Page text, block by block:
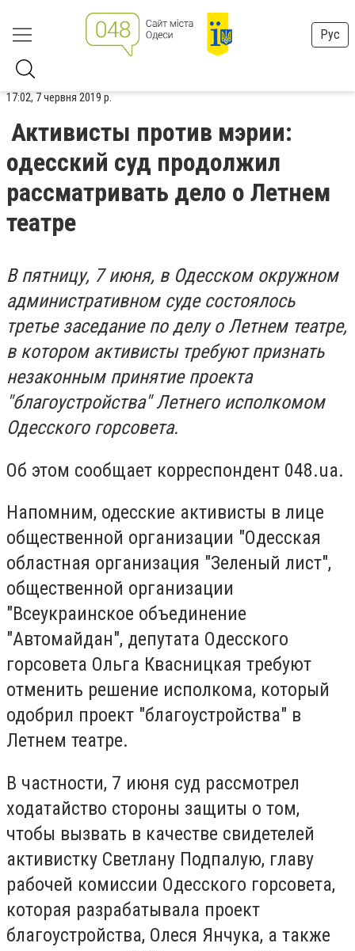
Рус
17:02, 7 червня 2019 р.
Активисты против мэрии:
одесский суд продолжил
рассматривать дело о Летнем
театре
В пятницу, 7 июня, в Одесском окружном
административном суде состоялось
третье заседание по делу о Летнем театре,
в котором активисты требуют признать
незаконным принятие проекта
"благоустройства" Летнего исполкомом
Одесского горсовета.
Об этом сообщает корреспондент 048.ua.
Напомним, одесские активисты в лице
общественной организации "Одесская
областная организация "Зеленый лист",
общественной организации
"Всеукраинское объединение
"Автомайдан", депутата Одесского
горсовета Ольга Квасницкая требуют
отменить решение исполкома, который
одобрил проект "благоустройства" в
Летнем театре.
В частности, 7 июня суд рассмотрел
ходатайство стороны защиты о том,
чтобы вызвать в качестве свидетелей
активистку Светлану Подпалую, главу
рабочей комиссии Одесского горсовета,
которая разрабатывала проект
благоустройства, Олеся Янчука, а также